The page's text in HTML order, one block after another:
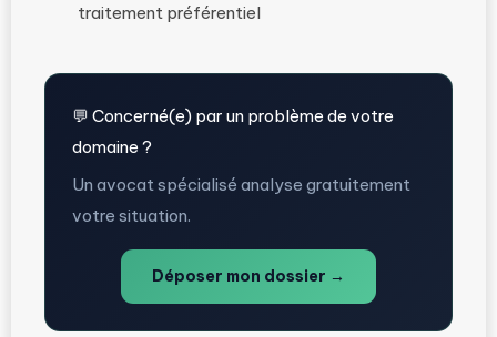
traitement préférentiel
💬 Concerné(e) par un problème de votre
domaine ?
Un avocat spécialisé analyse gratuitement
votre situation.
Déposer mon dossier →